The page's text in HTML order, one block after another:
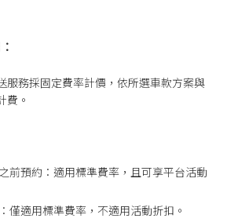
服務採固定費率計價，依所選車款方案與
費。
前預約：適用標準費率，且可享平台活動
僅適用標準費率，不適用活動折扣。